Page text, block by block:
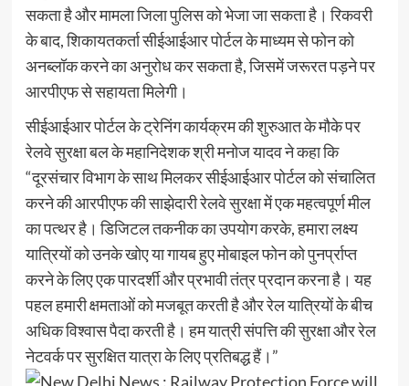
सकता है और मामला जिला पुलिस को भेजा जा सकता है। रिकवरी
के बाद, शिकायतकर्ता सीईआईआर पोर्टल के माध्यम से फोन को
अनब्लॉक करने का अनुरोध कर सकता है, जिसमें जरूरत पड़ने पर
आरपीएफ से सहायता मिलेगी।
सीईआईआर पोर्टल के ट्रेनिंग कार्यक्रम की शुरुआत के मौके पर
रेलवे सुरक्षा बल के महानिदेशक श्री मनोज यादव ने कहा कि
“दूरसंचार विभाग के साथ मिलकर सीईआईआर पोर्टल को संचालित
करने की आरपीएफ की साझेदारी रेलवे सुरक्षा में एक महत्वपूर्ण मील
का पत्थर है। डिजिटल तकनीक का उपयोग करके, हमारा लक्ष्य
यात्रियों को उनके खोए या गायब हुए मोबाइल फोन को पुनर्प्राप्त
करने के लिए एक पारदर्शी और प्रभावी तंत्र प्रदान करना है। यह
पहल हमारी क्षमताओं को मजबूत करती है और रेल यात्रियों के बीच
अधिक विश्वास पैदा करती है। हम यात्री संपत्ति की सुरक्षा और रेल
नेटवर्क पर सुरक्षित यात्रा के लिए प्रतिबद्ध हैं।”